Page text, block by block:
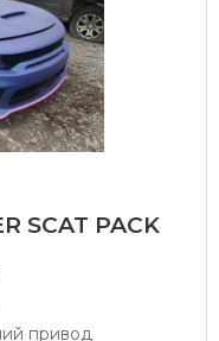
SCAT PACK
привод